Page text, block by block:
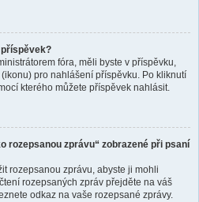
fóra, měli byste v příspěvku,
pro nahlášení příspěvku. Po kliknutí
kterého můžete příspěvek nahlásit.
rozepsanou zprávu“ zobrazené při psaní
rozepsanou zprávu, abyste ji mohli
rozepsaných zpráv přejděte na váš
odkaz na vaše rozepsané zprávy.